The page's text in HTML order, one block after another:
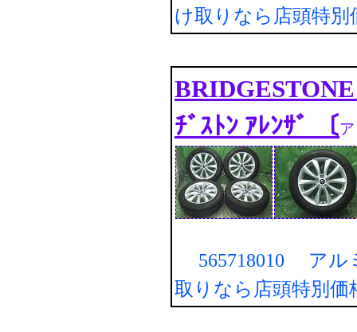
け取りなら店頭特別
ﾁﾞｽﾄﾝ ｱﾚﾝｻﾞ 〔
565718010 アル
取りなら店頭特別価